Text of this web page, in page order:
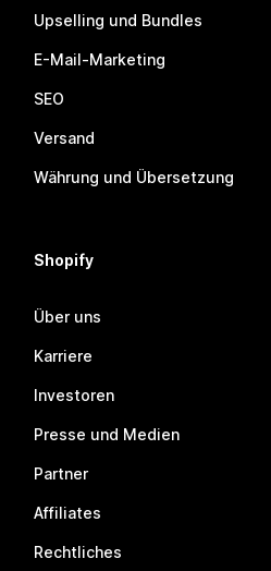
Upselling und Bundles
E-Mail-Marketing
SEO
Versand
Währung und Übersetzung
Shopify
Über uns
Karriere
Investoren
Presse und Medien
Partner
Affiliates
Rechtliches